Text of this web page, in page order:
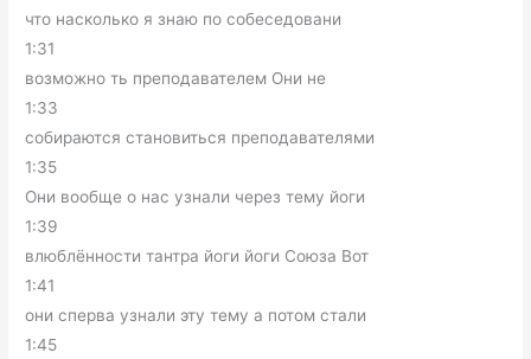
что насколько я знаю по собеседовани
1:31
возможно ть преподавателем Они не
1:33
собираются становиться преподавателями
1:35
Они вообще о нас узнали через тему йоги
1:39
влюблённости тантра йоги йоги Союза Вот
1:41
они сперва узнали эту тему а потом стали
1:45